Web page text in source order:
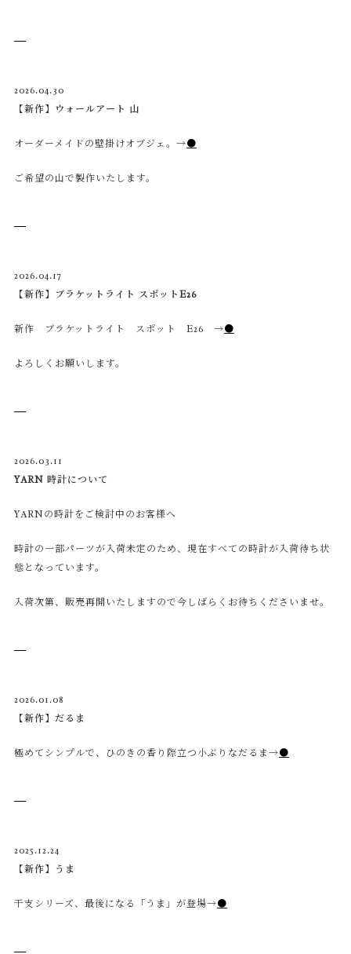
2026.04.30
【新作】ウォールアート 山
オーダーメイドの壁掛けオブジェ。→●
ご希望の山で製作いたします。
2026.04.17
【新作】ブラケットライト スポットE26
新作 ブラケットライト スポット E26 →●
よろしくお願いします。
2026.03.11
YARN 時計について
YARNの時計をご検討中のお客様へ
時計の一部パーツが入荷未定のため、現在すべての時計が入荷待ち状
態となっています。
入荷次第、販売再開いたしますので今しばらくお待ちくださいませ。
2026.01.08
【新作】だるま
極めてシンプルで、ひのきの香り際立つ小ぶりなだるま→●
2025.12.24
【新作】うま
干支シリーズ、最後になる「うま」が登場→●